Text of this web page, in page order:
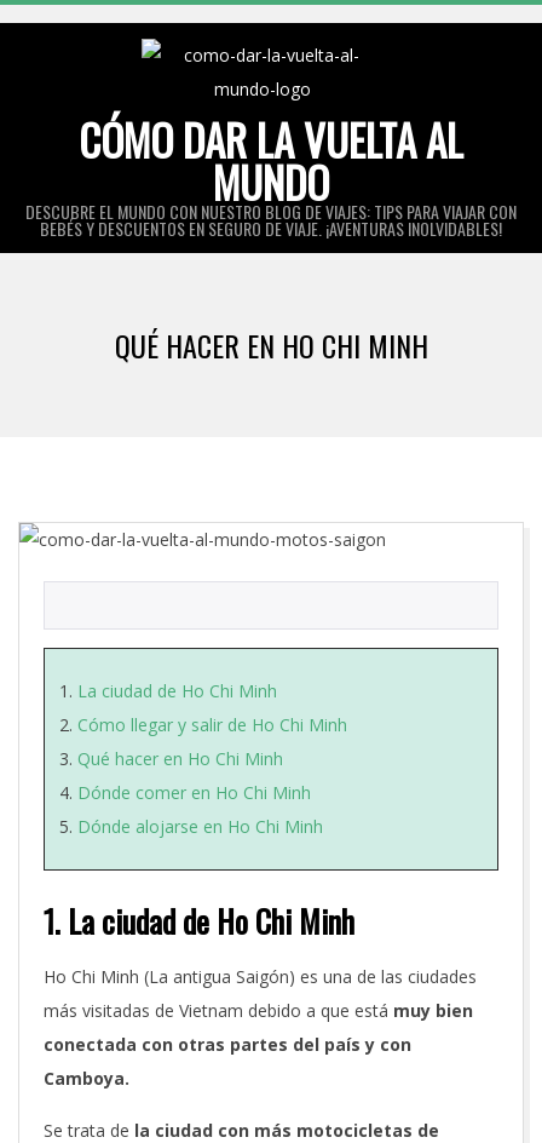
CÓMO DAR LA VUELTA AL
MUNDO
DESCUBRE EL MUNDO CON NUESTRO BLOG DE VIAJES: TIPS PARA VIAJAR CON
BEBÉS Y DESCUENTOS EN SEGURO DE VIAJE. ¡AVENTURAS INOLVIDABLES!
QUÉ HACER EN HO CHI MINH
La ciudad de Ho Chi Minh
Cómo llegar y salir de Ho Chi Minh
Qué hacer en Ho Chi Minh
Dónde comer en Ho Chi Minh
Dónde alojarse en Ho Chi Minh
1. La ciudad de Ho Chi Minh
Ho Chi Minh (La antigua Saigón) es una de las ciudades
más visitadas de Vietnam debido a que está muy bien
conectada con otras partes del país y con
Camboya.
Se trata de la ciudad con más motocicletas de